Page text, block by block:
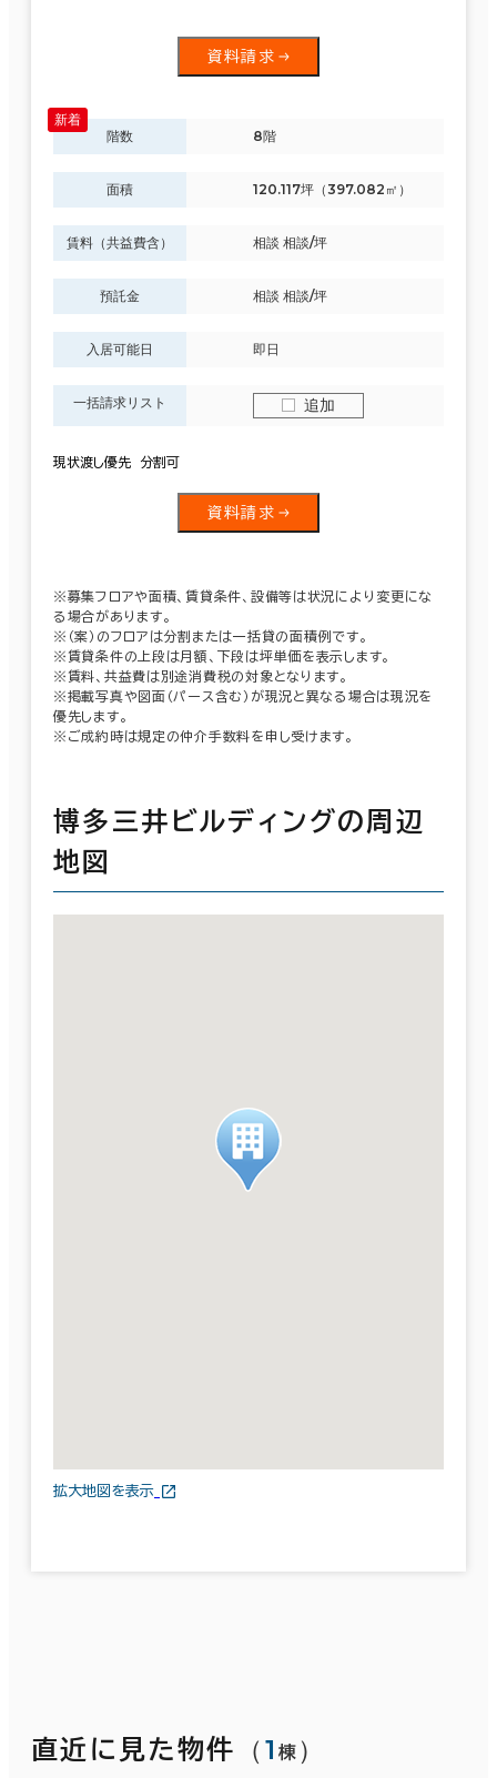
資料請求
階数 8階
面積 120.117坪（397.082㎡）
賃料（共益費含） 相談 相談/坪
預託金 相談 相談/坪
入居可能日 即日
一括請求リスト 追加
現状渡し優先 分割可
資料請求
※募集フロアや面積、賃貸条件、設備等は状況により変更にな
る場合があります。
※（案）のフロアは分割または一括貸の面積例です。
※賃貸条件の上段は月額、下段は坪単価を表示します。
※賃料、共益費は別途消費税の対象となります。
※掲載写真や図面（パース含む）が現況と異なる場合は現況を
優先します。
※ご成約時は規定の仲介手数料を申し受けます。
博多三井ビルディングの周辺
地図
拡大地図を表示
直近に見た物件 （1 棟 ）